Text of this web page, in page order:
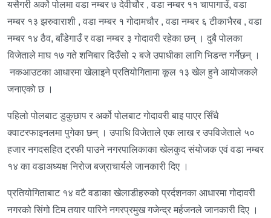
यसैगरी अर्को पोलमा वडा नम्बर ७ देवीचौर , वडा नम्बर ११ चापागाउँ, वडा
नम्बर १३ झरुवाराशी , वडा नम्बर १ गोदामचौर , वडा नम्बर ६ टीकाभैरब , वडा
नम्बर १४ ठैव, बाँडेगाउँ र वडा नम्बर ३ गोदावरी रहेका छन् । दुबै पोलका
विजेताले माघ १७ गते शनिबार दिउँसो २ बजे उपाधीका लागि भिडन्त गर्नेछन् ।
नकआउटका आधारमा खेलाइने प्रतियोगितामा कूल १३ खेल हुने आयोजकले
जनाएको छ ।
पहिलो पोलबाट डुकुछाप र अर्को पोलबाट गोदावरी बाइ पाएर सिँधै
क्वाटरफाइनलमा पुगेका छन् । उपाधि विजेताले एक लाख र उपविजेताले ५०
हजार नगदसहित ट्रफी पाउने नगरपालिकाका खेलकुद संयोजक एवं वडा नम्बर
१४ का वडाअध्यक्ष निरोज बज्राचार्यले जानकारी दिए ।
प्रतियोगिताबाट १४ वटै वडाका खेलाडीहरुको प्रर्दशनका आधारमा गोदावरी
नगरको सिंगो टिम तयार पारिने नगरप्रमुख गजेन्द्र मर्हजनले जानकारी दिए ।